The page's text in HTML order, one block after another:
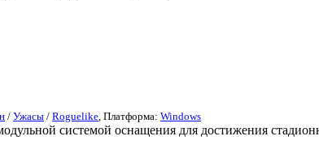
/ Ужасы / Roguelike , Платформа: Windows
системой оснащения для достижения